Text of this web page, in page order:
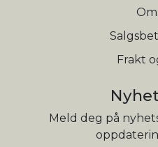
Frakt
Meld deg på